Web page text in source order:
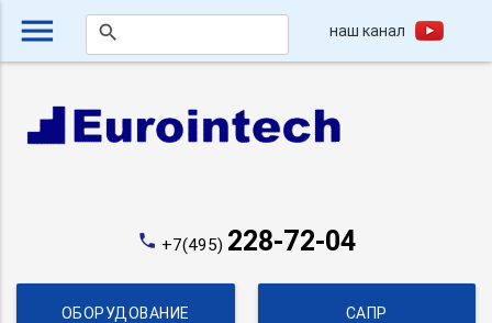
menu search наш канал
phone +7(495) 228-72-04
ОБОРУДОВАНИЕ САПР